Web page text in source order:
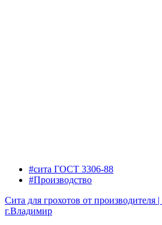
#сита ГОСТ 3306-88
#Производство
Сита для грохотов от производителя
г.Владимир